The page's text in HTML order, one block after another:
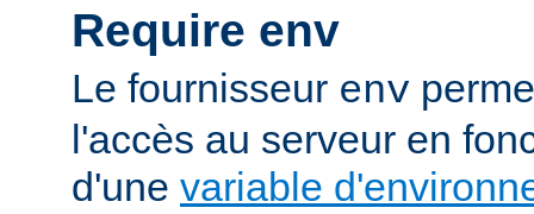
Require env
Le fournisseur env
l'accès au serveur en
d'une variable